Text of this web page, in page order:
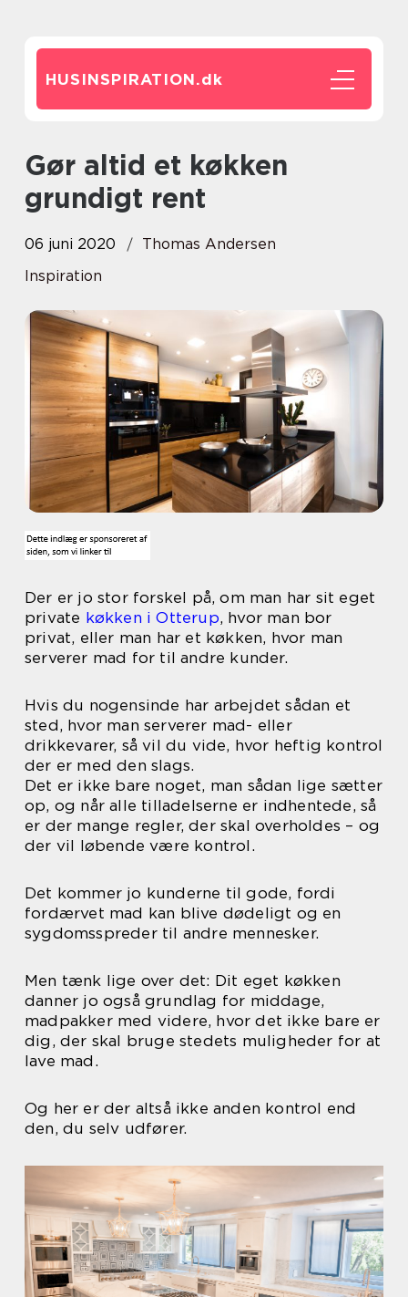
HUSINSPIRATION.dk
Gør altid et køkken
grundigt rent
06 juni 2020
Thomas Andersen
Inspiration
Der er jo stor forskel på, om man har sit eget
private køkken i Otterup, hvor man bor
privat, eller man har et køkken, hvor man
serverer mad for til andre kunder.
Hvis du nogensinde har arbejdet sådan et
sted, hvor man serverer mad- eller
drikkevarer, så vil du vide, hvor heftig kontrol
der er med den slags.
Det er ikke bare noget, man sådan lige sætter
op, og når alle tilladelserne er indhentede, så
er der mange regler, der skal overholdes – og
der vil løbende være kontrol.
Det kommer jo kunderne til gode, fordi
fordærvet mad kan blive dødeligt og en
sygdomsspreder til andre mennesker.
Men tænk lige over det: Dit eget køkken
danner jo også grundlag for middage,
madpakker med videre, hvor det ikke bare er
dig, der skal bruge stedets muligheder for at
lave mad.
Og her er der altså ikke anden kontrol end
den, du selv udfører.